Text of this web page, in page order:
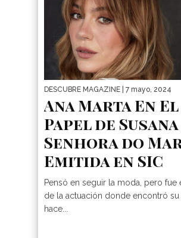
DESCUBRE MAGAZINE | 7 mayo, 2024
Ana Marta En El
Papel de
Senhora do
Emitida en SIC
Pensó en seguir la moda, pero fue
de la actuación donde encontró su
hace...